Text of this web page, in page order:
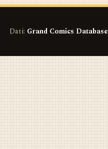
Dati: Grand Comics Database